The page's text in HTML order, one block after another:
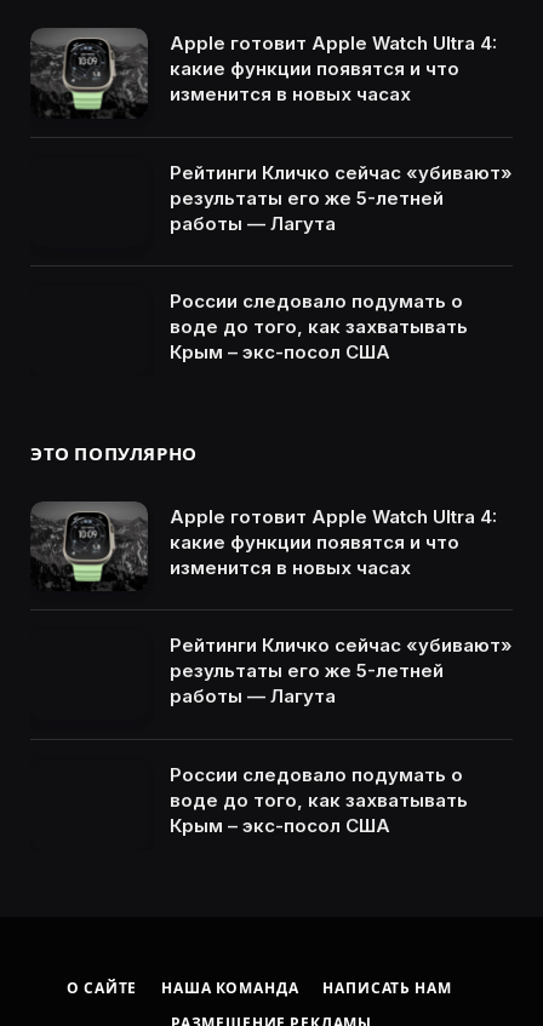
Apple готовит Apple Watch Ultra 4:
какие функции появятся и что
изменится в новых часах
Рейтинги Кличко сейчас «убивают»
результаты его же 5-летней
работы — Лагута
России следовало подумать о
воде до того, как захватывать
Крым – экс-посол США
ЭТО ПОПУЛЯРНО
Apple готовит Apple Watch Ultra 4:
какие функции появятся и что
изменится в новых часах
Рейтинги Кличко сейчас «убивают»
результаты его же 5-летней
работы — Лагута
России следовало подумать о
воде до того, как захватывать
Крым – экс-посол США
О САЙТЕ НАША КОМАНДА
НАПИСАТЬ НАМ